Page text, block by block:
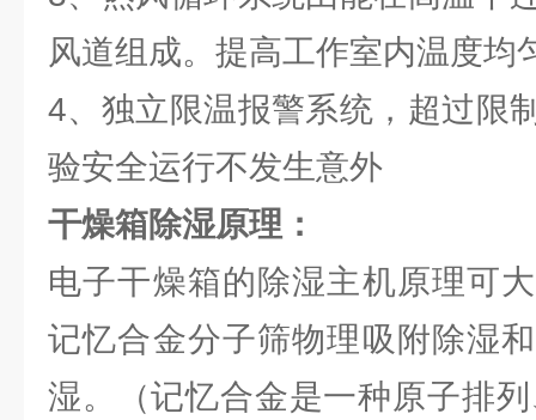
风道组成。提高工作室内温度均
4、独立限温报警系统，超过限
验安全运行不发生意外
干燥箱除湿原理：
电子干燥箱的除湿主机原理可
记忆合金分子筛物理吸附除湿
湿。（记忆合金是一种原子排